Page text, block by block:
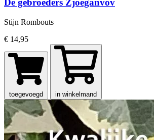
De gebroeders Zjoeganvov
Stijn Rombouts
€ 14,95
toegevoegd in winkelmand